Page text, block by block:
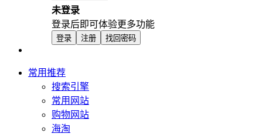
未登录
登录后即可体验更多功能
登录 注册 找回密码
常用推荐
搜索引擎
常用网站
购物网站
海淘